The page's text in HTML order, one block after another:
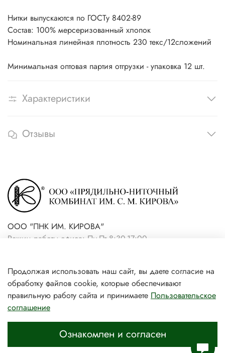
Нитки выпускаются по ГОСТу 8402-89
Состав: 100% мерсеризованный хлопок
Номинальная линейная плотность 230 текс/12сложений
Минимальная оптовая партия отгрузки - упаковка 12 шт.
Характеристики
Отзывы
ООО "ПНК ИМ. КИРОВА"
Режим работы офиса: Пн-Пт 8:30-17:00
магазин)
+7(931) 239-81-06 (розничный
магазин)
Продолжая использовать наш сайт, вы даете согласие на
обработку файлов cookie, которые обеспечивают
правильную работу сайта и принимаете Пользовательское
соглашение
Ознакомлен и согласен